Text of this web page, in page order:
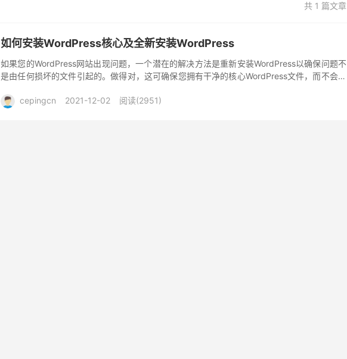
共 1 篇文章
如何安装WordPress核心及全新安装WordPress
如果您的WordPress网站出现问题，一个潜在的解决方法是重新安装WordPress以确保问题不
是由任何损坏的文件引起的。做得对，这可确保您拥有干净的核心WordPress文件，而不会影
cepingcn
2021-12-02 阅读(2951)